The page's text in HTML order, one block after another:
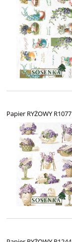
Papier RYŻOWY R1077